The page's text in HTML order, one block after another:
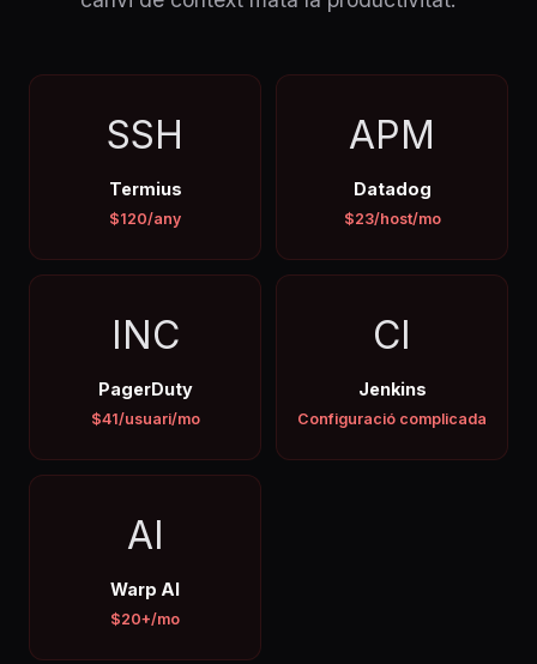
SSH
Termius
$120/any
APM
Datadog
$23/host/mo
INC
PagerDuty
$41/usuari/mo
CI
Jenkins
Configuració complicada
AI
Warp AI
$20+/mo